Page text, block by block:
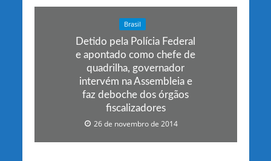
Brasil
Detido pela Polícia Federal
e apontado como chefe de
quadrilha, governador
intervém na Assembleia e
faz deboche dos órgãos
fiscalizadores
26 de novembro de 2014